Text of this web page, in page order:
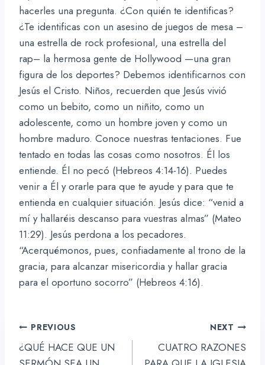
hacerles una pregunta. ¿Con quién te identificas?
¿Te identificas con un asesino de juegos de mesa –
una estrella de rock profesional, una estrella del
rap– la hermosa gente de Hollywood —una gran
figura de los deportes? Debemos identificarnos con
Jesús el Cristo. Niños, recuerden que Jesús vivió
como un bebito, como un niñito, como un
adolescente, como un hombre joven y como un
hombre maduro. Conoce nuestras tentaciones. Fue
tentado en todas las cosas como nosotros. Él los
entiende. Él no pecó (Hebreos 4:14-16). Puedes
venir a Él y orarle para que te ayude y para que te
entienda en cualquier situación. Jesús dice: “venid a
mí y hallaréis descanso para vuestras almas” (Mateo
11:29). Jesús perdona a los pecadores.
“Acerquémonos, pues, confiadamente al trono de la
gracia, para alcanzar misericordia y hallar gracia
para el oportuno socorro” (Hebreos 4:16).
Navegación
de
PREVIOUS
¿QUÉ HACE QUE UN
NEXT
CUATRO RAZONES